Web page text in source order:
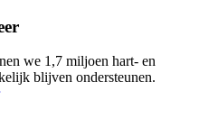
we 1,7 miljoen hart- en
blijven ondersteunen.